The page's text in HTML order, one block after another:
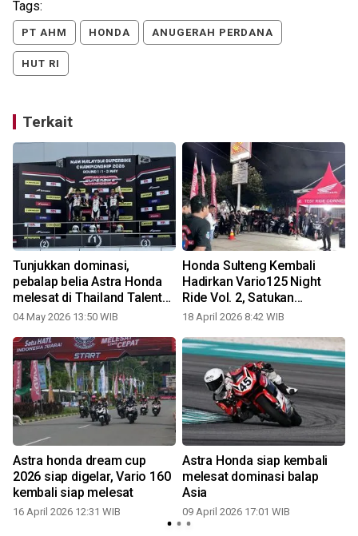
Tags:
PT AHM HONDA ANUGERAH PERDANA
HUT RI
Terkait
Tunjukkan dominasi,
pebalap belia Astra Honda
melesat di Thailand Talent
Cup 2026
04 May 2026 13:50 WIB
Honda Sulteng Kembali
Hadirkan Vario125 Night
Ride Vol. 2, Satukan
Komunitas dalam
Malam
18 April 2026 8:42 WIB
Astra honda dream cup
2026 siap digelar, Vario 160
kembali siap melesat
16 April 2026 12:31 WIB
Astra Honda siap kembali
melesat dominasi balap
Asia
09 April 2026 17:01 WIB